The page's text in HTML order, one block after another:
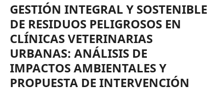
GESTIÓN INTEGRAL Y SOSTENIBLE
DE RESIDUOS PELIGROSOS EN
CLÍNICAS VETERINARIAS
URBANAS: ANÁLISIS DE
IMPACTOS AMBIENTALES Y
PROPUESTA DE INTERVENCIÓN